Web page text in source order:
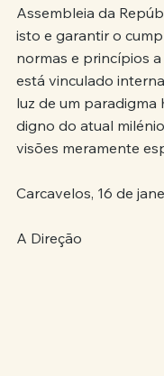
Assembleia da
isto e garantir o
normas e princípios
está vinculado
luz de um paradigma
digno do atual
visões meramente
Carcavelos, 16 de
A Direção